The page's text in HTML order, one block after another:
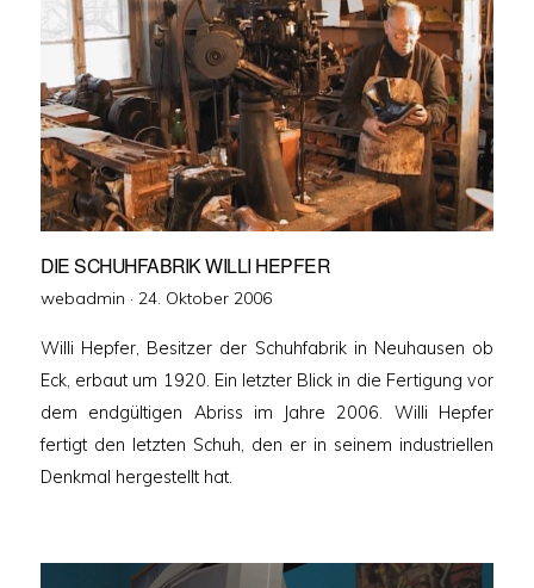
DIE SCHUHFABRIK WILLI HEPFER
webadmin · Veröffentlicht
24. Oktober 2006
Willi Hepfer, Besitzer der Schuhfabrik in Neuhausen ob
Eck, erbaut um 1920. Ein letzter Blick in die Fertigung vor
dem endgültigen Abriss im Jahre 2006. Willi Hepfer
fertigt den letzten Schuh, den er in seinem industriellen
Denkmal hergestellt hat.